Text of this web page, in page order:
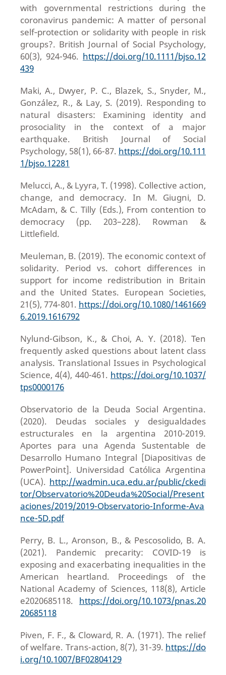
with governmental restrictions during the
coronavirus pandemic: A matter of personal
self‐protection or solidarity with people in risk
groups?. British Journal of Social Psychology,
60(3), 924-946. https://doi.org/10.1111/bjso.12
439
Maki, A., Dwyer, P. C., Blazek, S., Snyder, M.,
González, R., & Lay, S. (2019). Responding to
natural disasters: Examining identity and
prosociality in the context of a major
earthquake. British Journal of Social
Psychology, 58(1), 66-87. https://doi.org/10.111
1/bjso.12281
Melucci, A., & Lyyra, T. (1998). Collective action,
change, and democracy. In M. Giugni, D.
McAdam, & C. Tilly (Eds.), From contention to
democracy (pp. 203–228). Rowman &
Littlefield.
Meuleman, B. (2019). The economic context of
solidarity. Period vs. cohort differences in
support for income redistribution in Britain
and the United States. European Societies,
21(5), 774-801. https://doi.org/10.1080/1461669
6.2019.1616792
Nylund-Gibson, K., & Choi, A. Y. (2018). Ten
frequently asked questions about latent class
analysis. Translational Issues in Psychological
Science, 4(4), 440-461. https://doi.org/10.1037/
tps0000176
Observatorio de la Deuda Social Argentina.
(2020). Deudas sociales y desigualdades
estructurales en la argentina 2010-2019.
Aportes para una Agenda Sustentable de
Desarrollo Humano Integral [Diapositivas de
PowerPoint]. Universidad Católica Argentina
(UCA). http://wadmin.uca.edu.ar/public/ckedi
tor/Observatorio%20Deuda%20Social/Present
aciones/2019/2019-Observatorio-Informe-Ava
nce-5D.pdf
Perry, B. L., Aronson, B., & Pescosolido, B. A.
(2021). Pandemic precarity: COVID-19 is
exposing and exacerbating inequalities in the
American heartland. Proceedings of the
National Academy of Sciences, 118(8), Article
e2020685118. https://doi.org/10.1073/pnas.20
20685118
Piven, F. F., & Cloward, R. A. (1971). The relief
of welfare. Trans-action, 8(7), 31-39. https://do
i.org/10.1007/BF02804129